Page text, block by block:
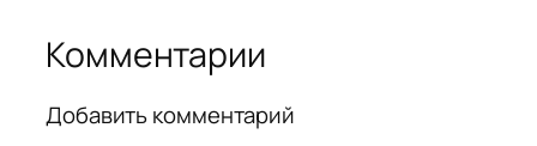
Комментарии
Добавить комментарий